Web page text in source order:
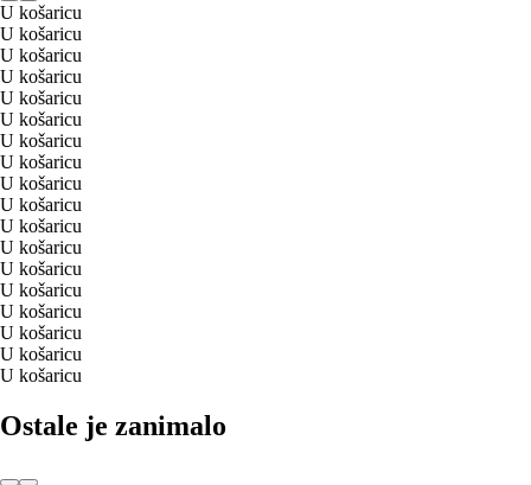
U košaricu
U košaricu
U košaricu
U košaricu
U košaricu
U košaricu
U košaricu
U košaricu
U košaricu
U košaricu
U košaricu
U košaricu
U košaricu
U košaricu
U košaricu
U košaricu
U košaricu
U košaricu
Ostale je zanimalo